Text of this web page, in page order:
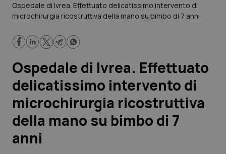
Governo e Parlamento
Regioni e Asl
Lavoro e Professioni
Scienza e Farmaci
Studi e Analisi
Lettere al direttore
Ospedale di Ivrea. Effettuato delicatissimo intervento di
microchirurgia ricostruttiva della mano su bimbo di 7 anni
Ospedale di Ivrea. Effettuato
delicatissimo intervento di
microchirurgia ricostruttiva
della mano su bimbo di 7
anni